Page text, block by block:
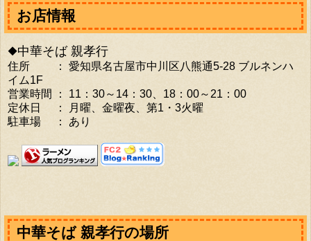
お店情報
◆中華そば 親孝行
住所 ： 愛知県名古屋市中川区八熊通5-28 ブルネンハ
イム1F
営業時間 ： 11：30～14：30、18：00～21：00
定休日 ： 月曜、金曜夜、第1・3火曜
駐車場 ： あり
中華そば 親孝行の場所